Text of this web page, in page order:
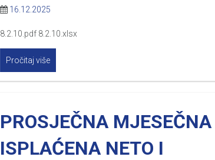
16.12.2025
8.2.10.pdf 8.2.10.xlsx
Pročitaj više
PROSJEČNA MJESEČNA
ISPLAĆENA NETO I